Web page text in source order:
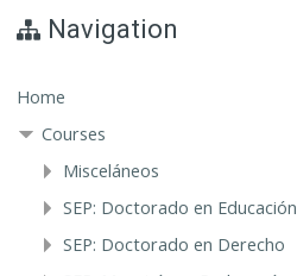
Navigation
Home
Courses
Misceláneos
SEP: Doctorado en Educación
SEP: Doctorado en Derecho